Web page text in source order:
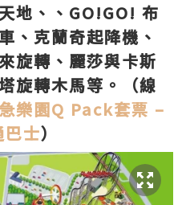
地、、GO!GO! 布
、克蘭奇起降機、
旋轉、麗莎與卡斯
旋轉木馬等。（線
樂園Q Pack套票 –
士）